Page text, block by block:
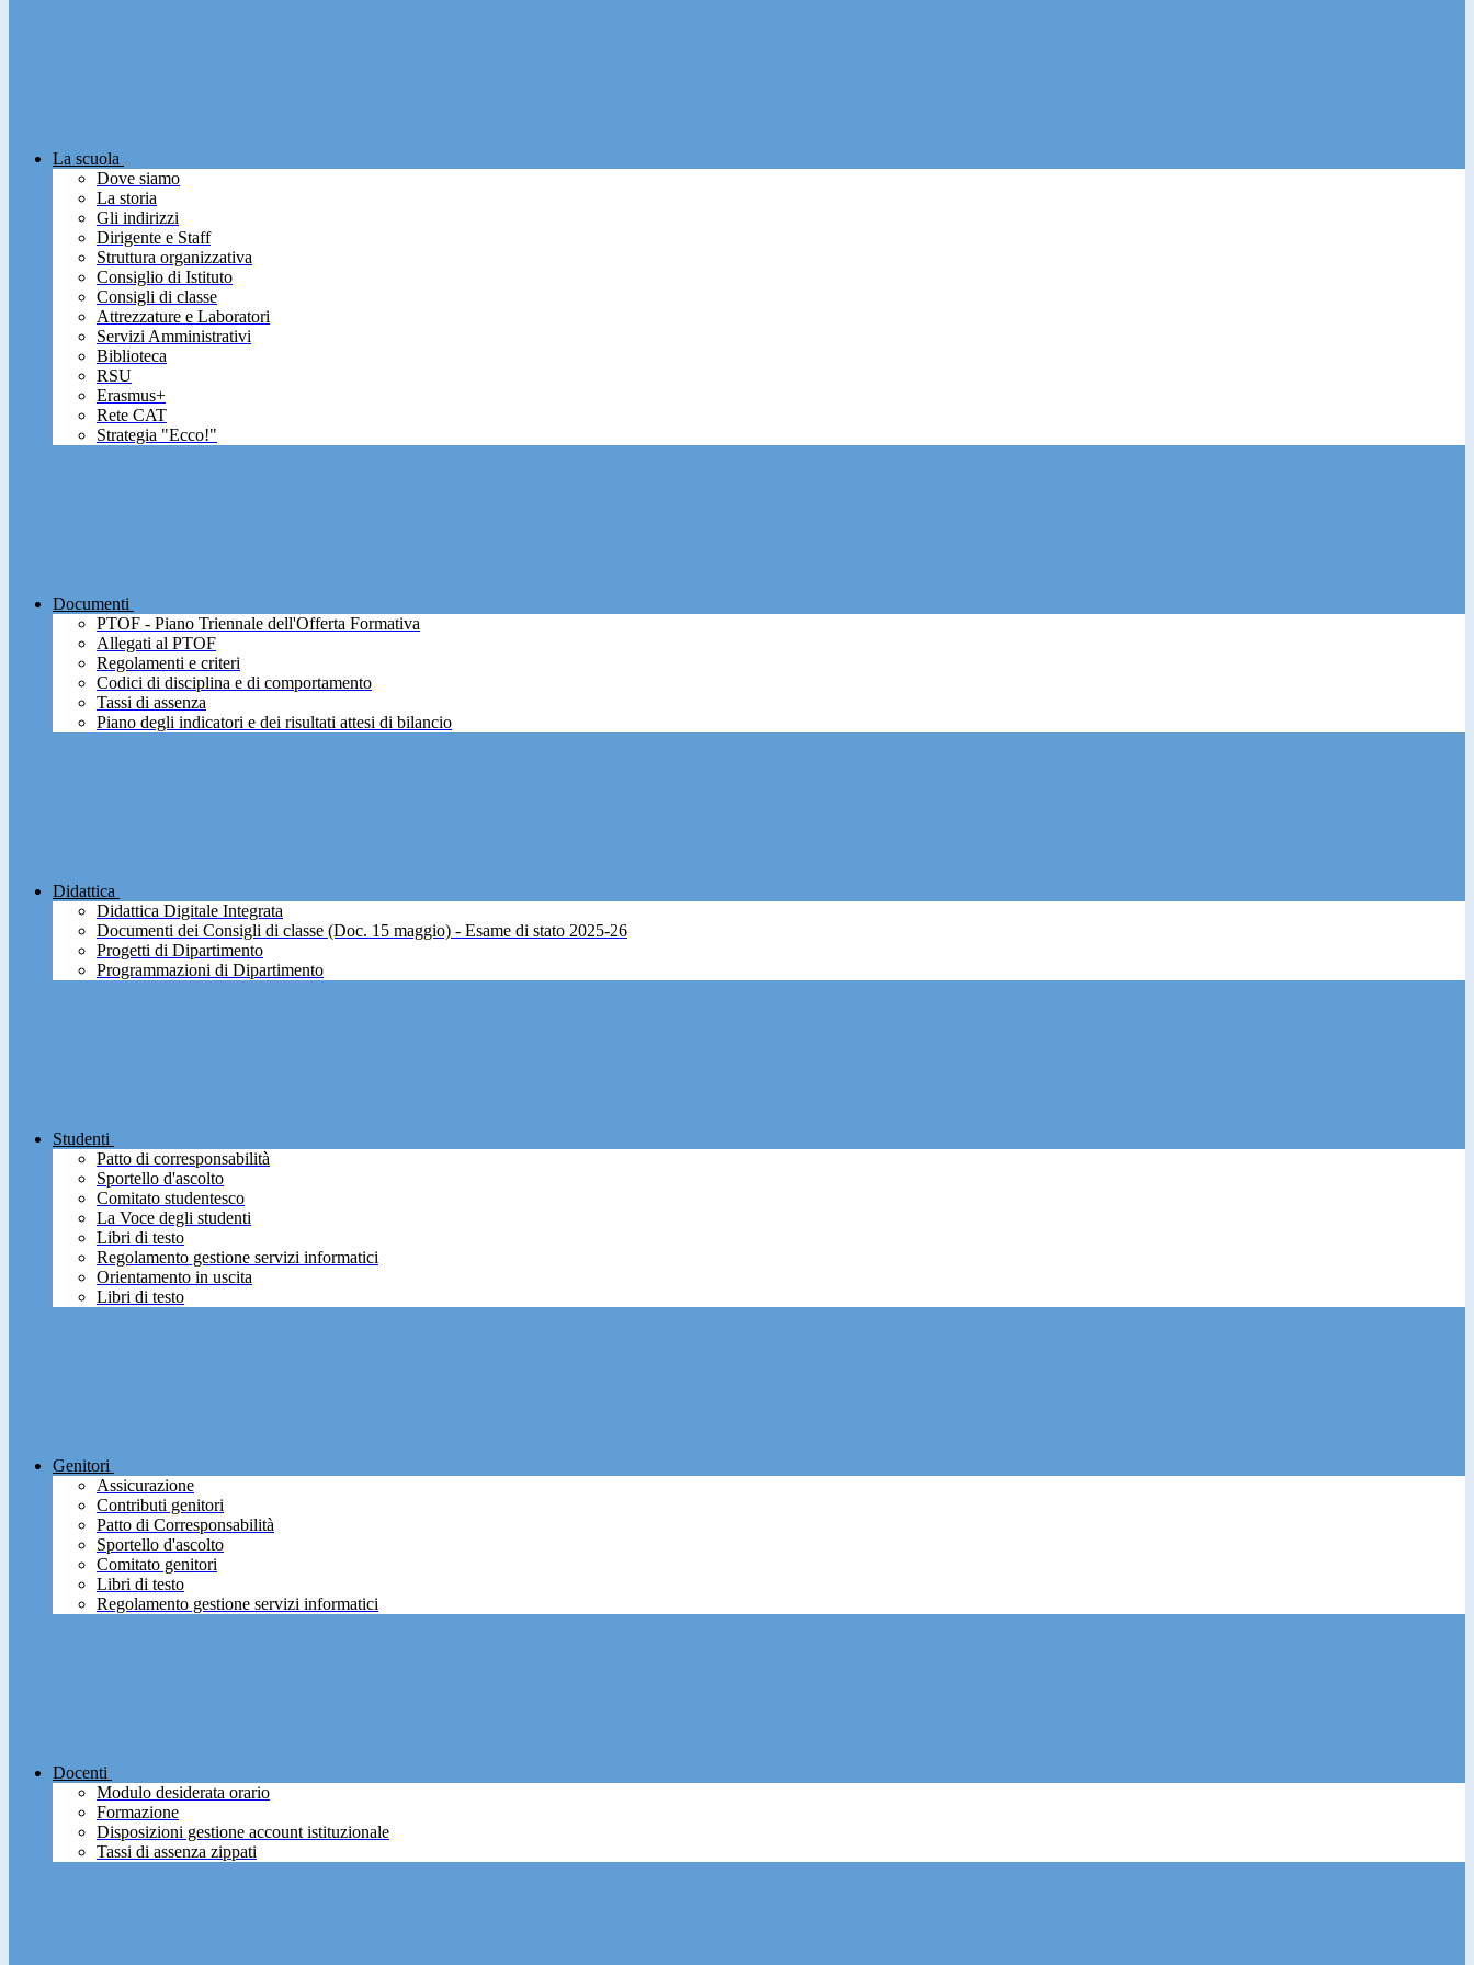
La scuola
Dove siamo
La storia
Gli indirizzi
Dirigente e Staff
Struttura organizzativa
Consiglio di Istituto
Consigli di classe
Attrezzature e Laboratori
Servizi Amministrativi
Biblioteca
RSU
Erasmus+
Rete CAT
Strategia "Ecco!"
Documenti
PTOF - Piano Triennale dell'Offerta Formativa
Allegati al PTOF
Regolamenti e criteri
Codici di disciplina e di comportamento
Tassi di assenza
Piano degli indicatori e dei risultati attesi di bilancio
Didattica
Didattica Digitale Integrata
Documenti dei Consigli di classe (Doc. 15 maggio) - Esame di stato 2025-26
Progetti di Dipartimento
Programmazioni di Dipartimento
Studenti
Patto di corresponsabilità
Sportello d'ascolto
Comitato studentesco
La Voce degli studenti
Libri di testo
Regolamento gestione servizi informatici
Orientamento in uscita
Libri di testo
Genitori
Assicurazione
Contributi genitori
Patto di Corresponsabilità
Sportello d'ascolto
Comitato genitori
Libri di testo
Regolamento gestione servizi informatici
Docenti
Modulo desiderata orario
Formazione
Disposizioni gestione account istituzionale
Tassi di assenza zippati